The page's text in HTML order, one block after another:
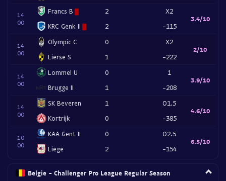
14
00
Francs B
KRC Genk II
2
2
X2
-115
3.4/10
14
00
Olympic C
Lierse S
0
1
X2
-222
2/10
14
00
Lommel U
Brugge II
0
1
1
-208
3.9/10
14
00
SK Beveren
Kortrijk
1
0
O1.5
-385
4.6/10
10
00
KAA Gent II
Liege
0
2
O2.5
-154
6.5/10
Belgie - Challenger Pro League Regular Season